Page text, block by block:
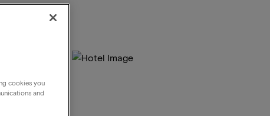
cookies you
and